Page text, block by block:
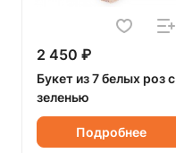
2 450 ₽
Букет из 7 белых роз с
зеленью
Подробнее